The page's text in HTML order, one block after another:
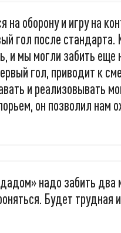
на оборону и игру на
гол после
и мы могли забить еще
гол, приводит к
и реализовывать
он позволил нам
надо забить
Будет трудная